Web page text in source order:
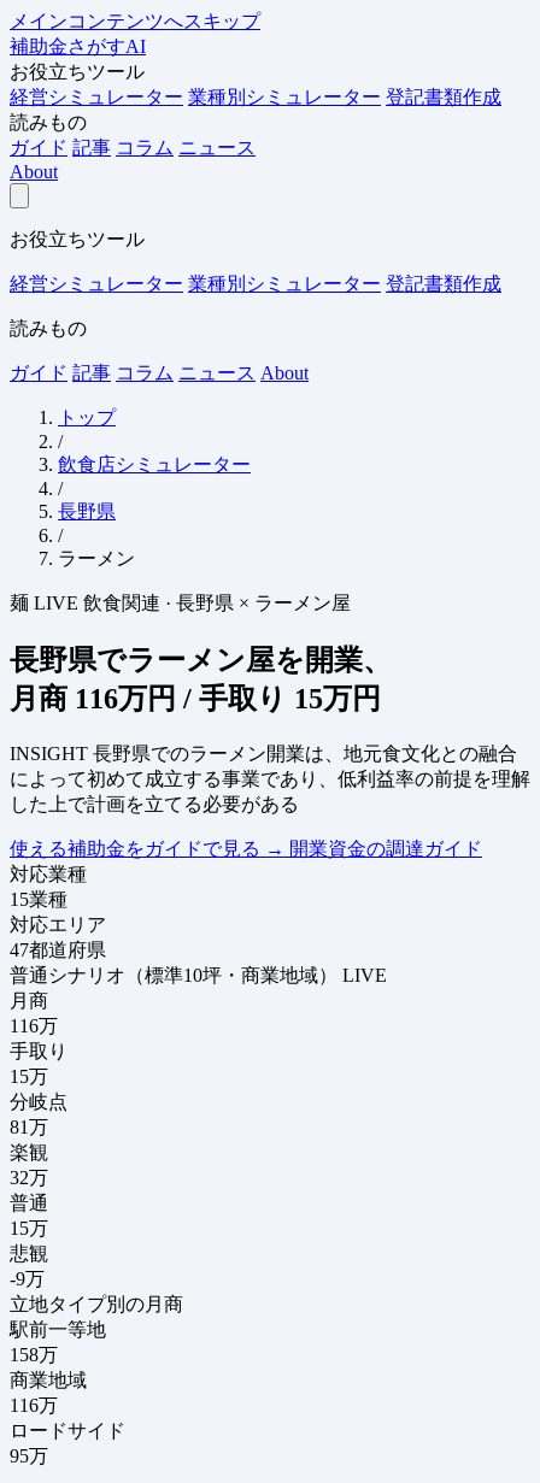
メインコンテンツへスキップ
補助金さがすAI
お役立ちツール
経営シミュレーター 業種別シミュレーター 登記書類作成
読みもの
ガイド 記事 コラム ニュース
About
お役立ちツール
経営シミュレーター 業種別シミュレーター 登記書類作成
読みもの
ガイド 記事 コラム ニュース About
トップ
/
飲食店シミュレーター
/
長野県
/
ラーメン
麺 LIVE 飲食関連 · 長野県 × ラーメン屋
長野県でラーメン屋を開業、
月商 116万円 / 手取り 15万円
INSIGHT 長野県でのラーメン開業は、地元食文化との融合
によって初めて成立する事業であり、低利益率の前提を理解
した上で計画を立てる必要がある
使える補助金をガイドで見る → 開業資金の調達ガイド
対応業種
15業種
対応エリア
47都道府県
普通シナリオ（標準10坪・商業地域）
LIVE
月商
116万
手取り
15万
分岐点
81万
楽観
32万
普通
15万
悲観
-9万
立地タイプ別の月商
駅前一等地
158万
商業地域
116万
ロードサイド
95万